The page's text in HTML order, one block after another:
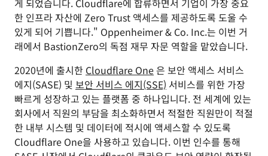
게 되었습니다. Cloudflare에 합류하면서 기업이 가장 중요
한 인프라 자산에 Zero Trust 액세스를 제공하도록 도울 수
있게 되어 기쁩니다." Oppenheimer & Co. Inc.는 이번 거
래에서 BastionZero의 독점 재무 자문 역할을 맡았습니다.
2020년에 출시한 Cloudflare One은 보안 액세스 서비스
에지(SASE) 및 보안 서비스 에지(SSE) 서비스를 위한 가장
빠르게 성장하고 있는 플랫폼 중 하나입니다. 전 세계에 있는
회사에서 직원의 부담을 최소화하면서 적절한 직원만이 적절
한 내부 시스템 및 데이터에 적시에 액세스할 수 있도록
Cloudflare One을 사용하고 있습니다. 이번 인수를 통해